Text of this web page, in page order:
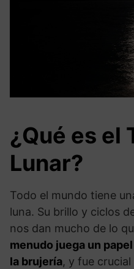
¿Qué es el
Lunar?
Todo el mundo tiene
luna. Su brillo y ciclos
nos dan mucho de lo
menudo juega un
la brujería, y fue